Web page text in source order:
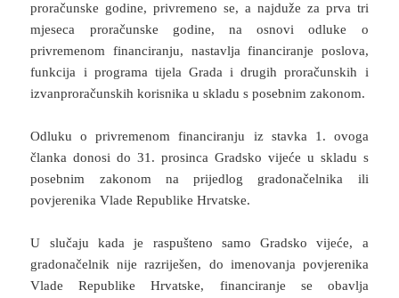
proračunske godine, privremeno se, a najduže za prva tri
mjeseca proračunske godine, na osnovi odluke o
privremenom financiranju, nastavlja financiranje poslova,
funkcija i programa tijela Grada i drugih proračunskih i
izvanproračunskih korisnika u skladu s posebnim zakonom.
Odluku o privremenom financiranju iz stavka 1. ovoga
članka donosi do 31. prosinca Gradsko vijeće u skladu s
posebnim zakonom na prijedlog gradonačelnika ili
povjerenika Vlade Republike Hrvatske.
U slučaju kada je raspušteno samo Gradsko vijeće, a
gradonačelnik nije razriješen, do imenovanja povjerenika
Vlade Republike Hrvatske, financiranje se obavlja